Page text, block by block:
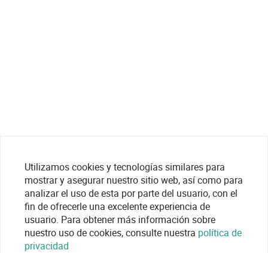
Utilizamos cookies y tecnologías similares para
mostrar y asegurar nuestro sitio web, así como para
analizar el uso de esta por parte del usuario, con el
fin de ofrecerle una excelente experiencia de
usuario. Para obtener más información sobre
nuestro uso de cookies, consulte nuestra política de
privacidad